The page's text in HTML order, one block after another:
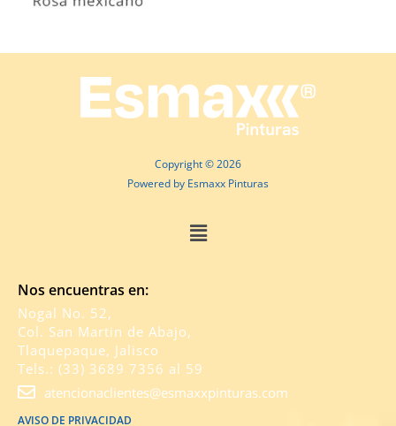
Copyright © 2026
Powered by Esmaxx Pinturas
Menú
Nos encuentras en:
Nogal No. 52,
Col. San Martin de Abajo,
Tlaquepaque, Jalisco
Tels.: (33) 3689 7356 al 59
atencionaclientes@esmaxxpinturas.com
AVISO DE PRIVACIDAD